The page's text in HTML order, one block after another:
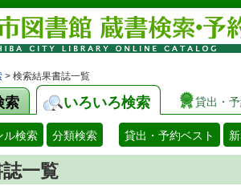
> 検索結果書誌一覧
索 いろいろ検索 貸出・
ル検索 分類検索 貸出・予約ベスト
一覧